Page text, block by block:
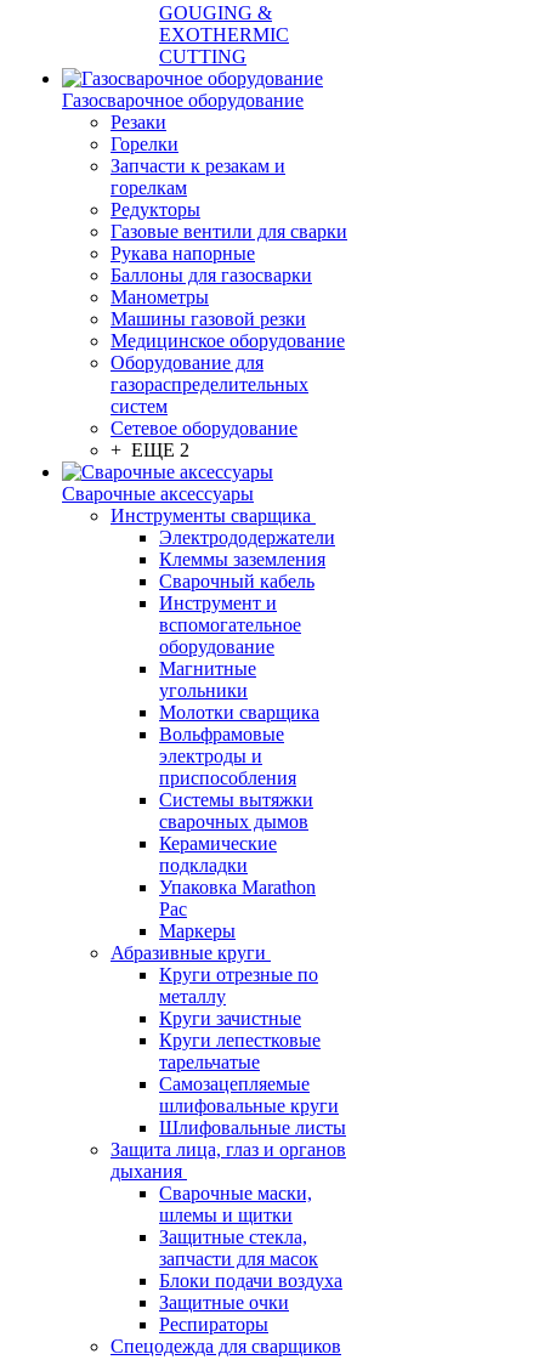
GOUGING &
EXOTHERMIC
CUTTING
Газосварочное оборудование
Резаки
Горелки
Запчасти к резакам и
горелкам
Редукторы
Газовые вентили для сварки
Рукава напорные
Баллоны для газосварки
Манометры
Машины газовой резки
Медицинское оборудование
Оборудование для
газораспределительных
систем
Сетевое оборудование
+ ЕЩЕ 2
Сварочные аксессуары
Инструменты сварщика
Электрододержатели
Клеммы заземления
Сварочный кабель
Инструмент и
вспомогательное
оборудование
Магнитные
угольники
Молотки сварщика
Вольфрамовые
электроды и
приспособления
Системы вытяжки
сварочных дымов
Керамические
подкладки
Упаковка Marathon
Pac
Маркеры
Абразивные круги
Круги отрезные по
металлу
Круги зачистные
Круги лепестковые
тарельчатые
Самозацепляемые
шлифовальные круги
Шлифовальные листы
Защита лица, глаз и органов
дыхания
Сварочные маски,
шлемы и щитки
Защитные стекла,
запчасти для масок
Блоки подачи воздуха
Защитные очки
Респираторы
Спецодежда для сварщиков